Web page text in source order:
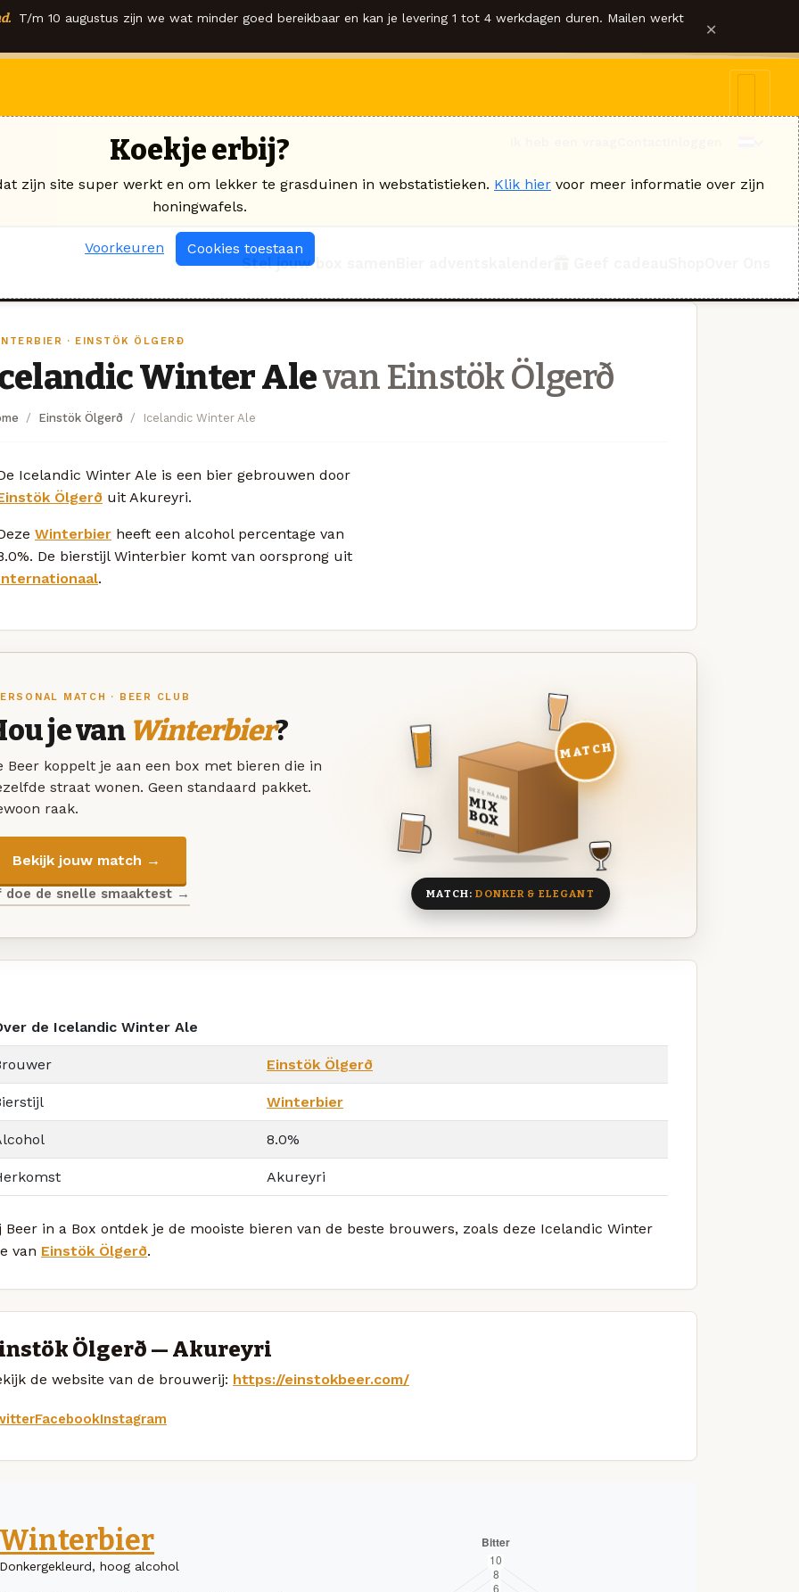
T/m 10 augustus zijn we wat minder goed bereikbaar en kan je levering 1 tot 4 werkdagen duren. Mailen werkt ×
Stel jouw box samen
· EINSTÖK ÖLGERÐ
Winter Alevan Einstök Ölgerð
Einstök Ölgerð Icelandic Winter Ale
Icelandic Winter Ale is een bier gebrouwen door
Ölgerð uit Akureyri.
Winterbier heeft een alcohol percentage van
De bierstijl Winterbier komt van oorsprong uit
.
MATCH · BEER CLUB
je van Winterbier?
Beer koppelt je aan een box met bieren die in
straat wonen. Geen standaard pakket.
raak.
Bekijk jouw match →
doe de snelle smaaktest →
DEZE MAAND
MIX
BOX
8 BIEREN
MATCH
MATCH:DONKER & ELEGANT
de Icelandic Winter Ale
Einstök Ölgerð
Winterbier
8.0%
Akureyri
Beer in a Box ontdek je de mooiste bieren van de beste brouwers, zoals deze Icelandic Winter
van Einstök Ölgerð.
Ölgerð — Akureyri
de website van de brouwerij: https://einstokbeer.com/
FacebookInstagram
Winterbier
Donkergekleurd, hoog alcohol
Koekje erbij?
zijn site super werkt en om lekker te grasduinen in webstatistieken. Klik hier voor meer informatie over zijn
honingwafels.
Voorkeuren Cookies toestaan